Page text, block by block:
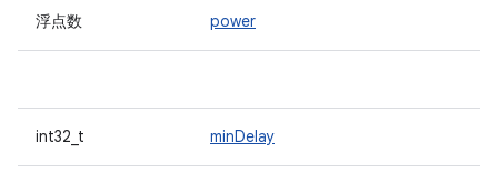
浮点数 power
int32_t minDelay